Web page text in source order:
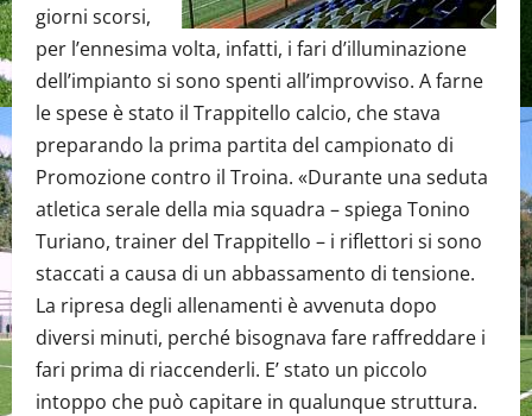
giorni scorsi,
per l’ennesima volta, infatti, i fari d’illuminazione
dell’impianto si sono spenti all’improvviso. A farne
le spese è stato il Trappitello calcio, che stava
preparando la prima partita del campionato di
Promozione contro il Troina. «Durante una seduta
atletica serale della mia squadra – spiega Tonino
Turiano, trainer del Trappitello – i riflettori si sono
staccati a causa di un abbassamento di tensione.
La ripresa degli allenamenti è avvenuta dopo
diversi minuti, perché bisognava fare raffreddare i
fari prima di riaccenderli. E’ stato un piccolo
intoppo che può capitare in qualunque struttura.